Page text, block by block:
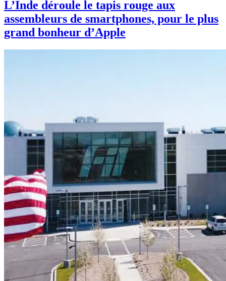
L’Inde déroule le tapis rouge aux
assembleurs de smartphones, pour le plus
grand bonheur d’Apple